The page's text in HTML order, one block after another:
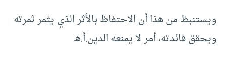
ويستنبظ من هذا أن الاحتفاظ بالأثر الذي يثمر ثمرته
ويحقق فائدته، أمر لا يمنعه الدين.أ.هـ